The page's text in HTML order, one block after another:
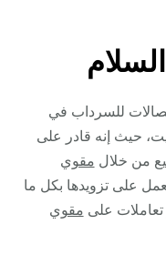
للسرداب في
حيث إنه قادر على
من خلال مقوي
على تزويدها بكل ما
تعاملات على مقوي